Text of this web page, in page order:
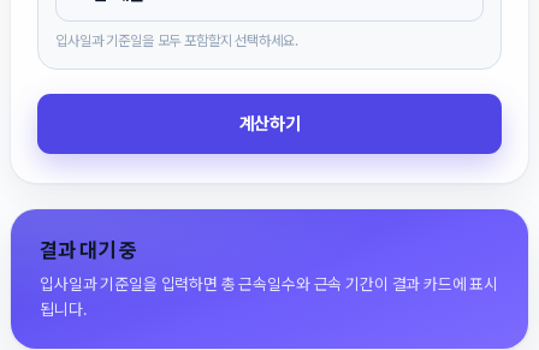
입사일과 기준일을 모두 포함할지 선택하세요.
계산하기
결과 대기 중
입사일과 기준일을 입력하면 총 근속일수와 근속 기간이 결과 카드에 표시
됩니다.